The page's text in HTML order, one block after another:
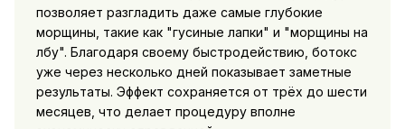
позволяет разгладить даже самые глубокие
морщины, такие как "гусиные лапки" и "морщины на
лбу". Благодаря своему быстродействию, ботокс
уже через несколько дней показывает заметные
результаты. Эффект сохраняется от трёх до шести
месяцев, что делает процедуру вполне